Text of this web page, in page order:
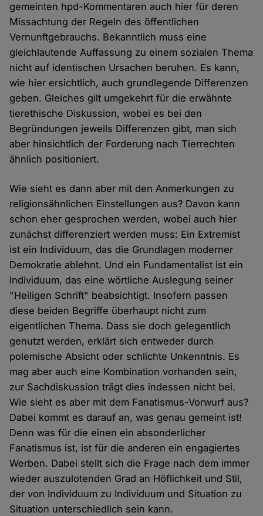
gemeinten hpd-Kommentaren auch hier für deren
Missachtung der Regeln des öffentlichen
Vernunftgebrauchs. Bekanntlich muss eine
gleichlautende Auffassung zu einem sozialen Thema
nicht auf identischen Ursachen beruhen. Es kann,
wie hier ersichtlich, auch grundlegende Differenzen
geben. Gleiches gilt umgekehrt für die erwähnte
tierethische Diskussion, wobei es bei den
Begründungen jeweils Differenzen gibt, man sich
aber hinsichtlich der Forderung nach Tierrechten
ähnlich positioniert.
Wie sieht es dann aber mit den Anmerkungen zu
religionsähnlichen Einstellungen aus? Davon kann
schon eher gesprochen werden, wobei auch hier
zunächst differenziert werden muss: Ein Extremist
ist ein Individuum, das die Grundlagen moderner
Demokratie ablehnt. Und ein Fundamentalist ist ein
Individuum, das eine wörtliche Auslegung seiner
"Heiligen Schrift" beabsichtigt. Insofern passen
diese beiden Begriffe überhaupt nicht zum
eigentlichen Thema. Dass sie doch gelegentlich
genutzt werden, erklärt sich entweder durch
polemische Absicht oder schlichte Unkenntnis. Es
mag aber auch eine Kombination vorhanden sein,
zur Sachdiskussion trägt dies indessen nicht bei.
Wie sieht es aber mit dem Fanatismus-Vorwurf aus?
Dabei kommt es darauf an, was genau gemeint ist!
Denn was für die einen ein absonderlicher
Fanatismus ist, ist für die anderen ein engagiertes
Werben. Dabei stellt sich die Frage nach dem immer
wieder auszulotenden Grad an Höflichkeit und Stil,
der von Individuum zu Individuum und Situation zu
Situation unterschiedlich sein kann.